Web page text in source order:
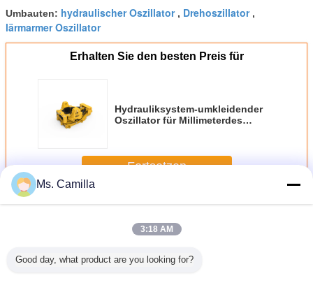
Umbauten: hydraulischer Oszillator, Drehoszillator,
lärmarmer Oszillator
Erhalten Sie den besten Preis für
Hydrauliksystem-umkleidender
Oszillator für Millimeterdes
Leistungsfähigkeit
Fortsetzen
MehrGehäuse-Oszillator
Ms. Camilla
3:18 AM
Good day, what product are you looking for?